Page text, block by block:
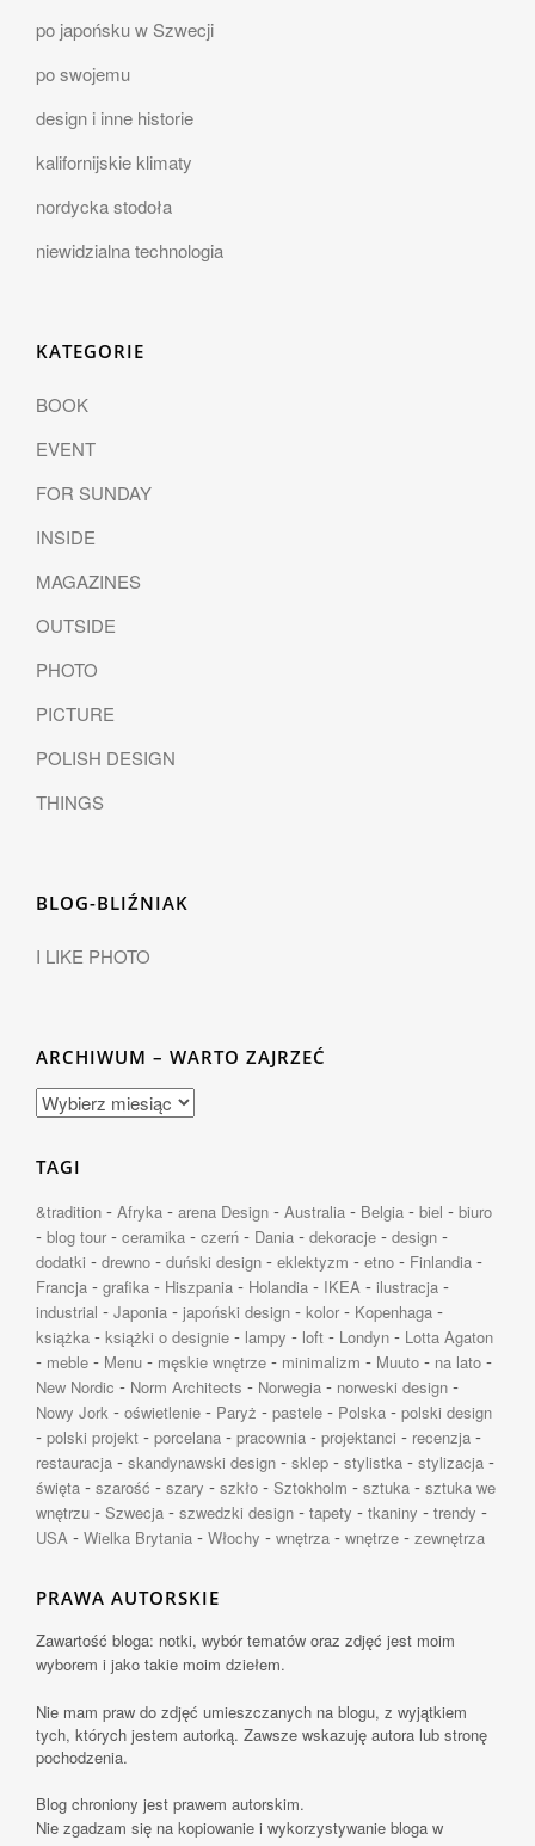
po japońsku w Szwecji
po swojemu
design i inne historie
kalifornijskie klimaty
nordycka stodoła
niewidzialna technologia
KATEGORIE
BOOK
EVENT
FOR SUNDAY
INSIDE
MAGAZINES
OUTSIDE
PHOTO
PICTURE
POLISH DESIGN
THINGS
BLOG-BLIŹNIAK
I LIKE PHOTO
ARCHIWUM – WARTO ZAJRZEĆ
TAGI
&tradition - Afryka - arena Design - Australia - Belgia - biel - biuro
- blog tour - ceramika - czerń - Dania - dekoracje - design -
dodatki - drewno - duński design - eklektyzm - etno - Finlandia -
Francja - grafika - Hiszpania - Holandia - IKEA - ilustracja -
industrial - Japonia - japoński design - kolor - Kopenhaga -
książka - książki o designie - lampy - loft - Londyn - Lotta Agaton
- meble - Menu - męskie wnętrze - minimalizm - Muuto - na lato -
New Nordic - Norm Architects - Norwegia - norweski design -
Nowy Jork - oświetlenie - Paryż - pastele - Polska - polski design
- polski projekt - porcelana - pracownia - projektanci - recenzja -
restauracja - skandynawski design - sklep - stylistka - stylizacja -
święta - szarość - szary - szkło - Sztokholm - sztuka - sztuka we
wnętrzu - Szwecja - szwedzki design - tapety - tkaniny - trendy -
USA - Wielka Brytania - Włochy - wnętrza - wnętrze - zewnętrza
PRAWA AUTORSKIE
Zawartość bloga: notki, wybór tematów oraz zdjęć jest moim
wyborem i jako takie moim dziełem.
Nie mam praw do zdjęć umieszczanych na blogu, z wyjątkiem
tych, których jestem autorką. Zawsze wskazuję autora lub stronę
pochodzenia.
Blog chroniony jest prawem autorskim.
Nie zgadzam się na kopiowanie i wykorzystywanie bloga w